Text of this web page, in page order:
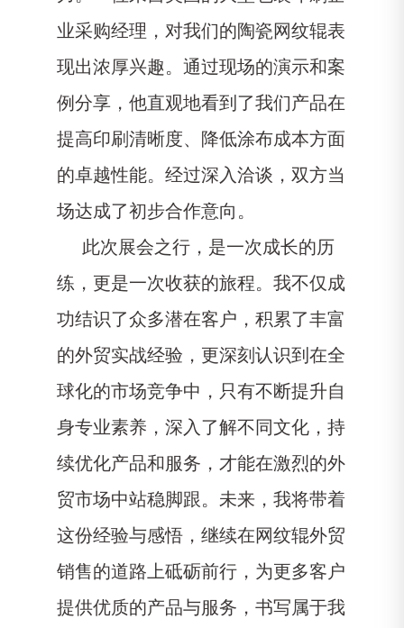
业采购经理，对我们的陶瓷网纹辊表
现出浓厚兴趣。通过现场的演示和案
例分享，他直观地看到了我们产品在
提高印刷清晰度、降低涂布成本方面
的卓越性能。经过深入洽谈，双方当
场达成了初步合作意向。
此次展会之行，是一次成长的历
练，更是一次收获的旅程。我不仅成
功结识了众多潜在客户，积累了丰富
的外贸实战经验，更深刻认识到在全
球化的市场竞争中，只有不断提升自
身专业素养，深入了解不同文化，持
续优化产品和服务，才能在激烈的外
贸市场中站稳脚跟。未来，我将带着
这份经验与感悟，继续在网纹辊外贸
销售的道路上砥砺前行，为更多客户
提供优质的产品与服务，书写属于我